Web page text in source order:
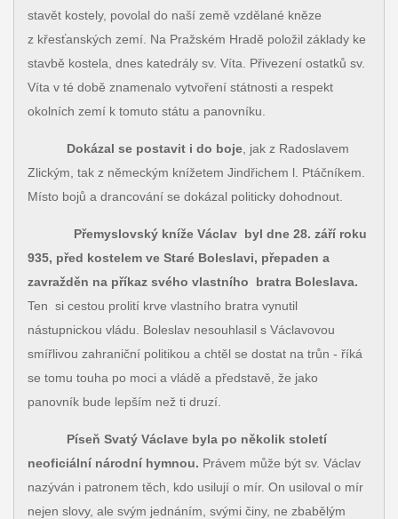
stavět kostely, povolal do naší země vzdělané kněze
z křesťanských zemí. Na Pražském Hradě položil základy ke
stavbě kostela, dnes katedrály sv. Víta. Přivezení ostatků sv.
Víta v té době znamenalo vytvoření státnosti a respekt
okolních zemí k tomuto státu a panovníku.
Dokázal se postavit i do boje, jak z Radoslavem
Zlickým, tak z německým knížetem Jindřichem l. Ptáčníkem.
Místo bojů a drancování se dokázal politicky dohodnout.
Přemyslovský kníže Václav byl dne 28. září roku
935, před kostelem ve Staré Boleslavi, přepaden a
zavražděn na příkaz svého vlastního bratra Boleslava.
Ten si cestou prolití krve vlastního bratra vynutil
nástupnickou vládu. Boleslav nesouhlasil s Václavovou
smířlivou zahraniční politikou a chtěl se dostat na trůn - říká
se tomu touha po moci a vládě a představě, že jako
panovník bude lepším než ti druzí.
Píseň Svatý Václave byla po několik století
neoficiální národní hymnou. Právem může být sv. Václav
nazýván i patronem těch, kdo usilují o mír. On usiloval o mír
nejen slovy, ale svým jednáním, svými činy, ne zbabělým